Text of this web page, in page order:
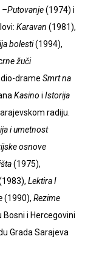
–Putovanje(1974) i
Karavan (1981),
bolesti(1994),
žuči
drame Smrt na
Kasino i Istorija
radiju.
i umetnost
osnove
(1975),
Lektira I
(1990), Rezime
i Hercegovini
Grada Sarajeva